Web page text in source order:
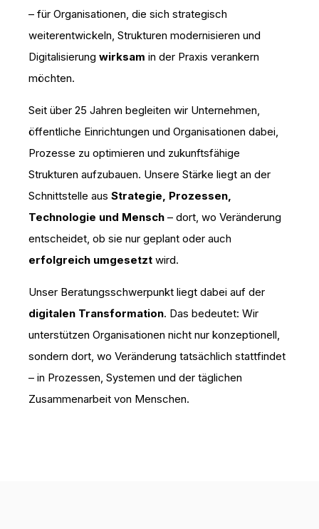
– für Organisationen, die sich strategisch
weiterentwickeln, Strukturen modernisieren und
Digitalisierung wirksam in der Praxis verankern
möchten.
Seit über 25 Jahren begleiten wir Unternehmen,
öffentliche Einrichtungen und Organisationen dabei,
Prozesse zu optimieren und zukunftsfähige
Strukturen aufzubauen. Unsere Stärke liegt an der
Schnittstelle aus Strategie, Prozessen,
Technologie und Mensch – dort, wo Veränderung
entscheidet, ob sie nur geplant oder auch
erfolgreich umgesetzt wird.
Unser Beratungsschwerpunkt liegt dabei auf der
digitalen Transformation. Das bedeutet: Wir
unterstützen Organisationen nicht nur konzeptionell,
sondern dort, wo Veränderung tatsächlich stattfindet
– in Prozessen, Systemen und der täglichen
Zusammenarbeit von Menschen.